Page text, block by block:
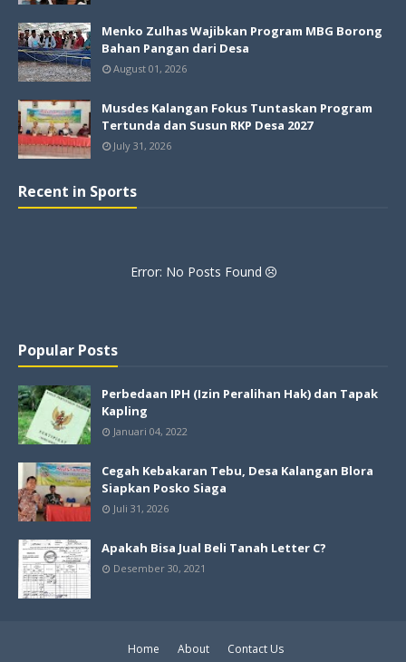
Menko Zulhas Wajibkan Program MBG Borong
Bahan Pangan dari Desa
August 01, 2026
Musdes Kalangan Fokus Tuntaskan Program
Tertunda dan Susun RKP Desa 2027
July 31, 2026
Recent in Sports
Error: No Posts Found
Popular Posts
Perbedaan IPH (Izin Peralihan Hak) dan Tapak
Kapling
Januari 04, 2022
Cegah Kebakaran Tebu, Desa Kalangan Blora
Siapkan Posko Siaga
Juli 31, 2026
Apakah Bisa Jual Beli Tanah Letter C?
Desember 30, 2021
Home About Contact Us